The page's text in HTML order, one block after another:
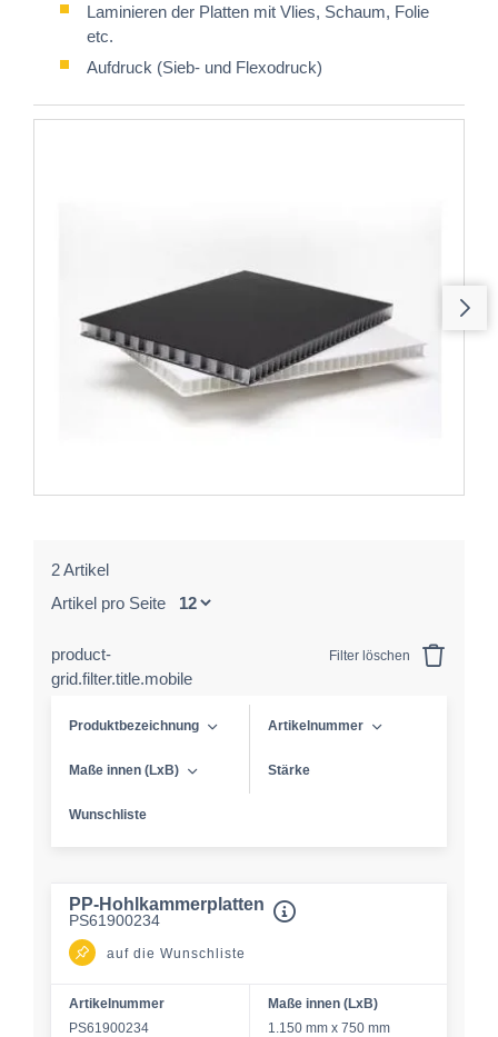
Laminieren der Platten mit Vlies, Schaum, Folie
etc.
Aufdruck (Sieb- und Flexodruck)
2 Artikel
Artikel pro Seite
product-
grid.filter.title.mobile
Filter löschen
Produktbezeichnung Artikelnummer
Maße innen (LxB) Stärke
Wunschliste
PP-Hohlkammerplatten
PS61900234
auf die Wunschliste
Artikelnummer
PS61900234
Maße innen (LxB)
1.150 mm x 750 mm